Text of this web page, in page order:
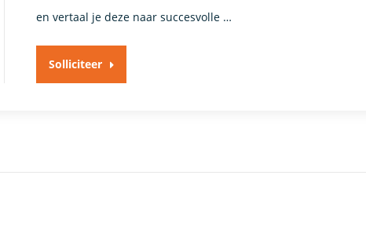
en vertaal je deze naar succesvolle …
Solliciteer